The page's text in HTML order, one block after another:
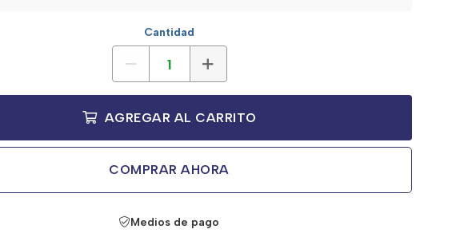
Cantidad
AGREGAR AL CARRITO
COMPRAR AHORA
Medios de pago